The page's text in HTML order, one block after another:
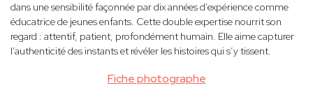
Fiche photographe
dans une sensibilité façonnée par dix années d’expérience comme
éducatrice de jeunes enfants. Cette double expertise nourrit son
regard : attentif, patient, profondément humain. Elle aime capturer
l’authenticité des instants et révéler les histoires qui s’y tissent.